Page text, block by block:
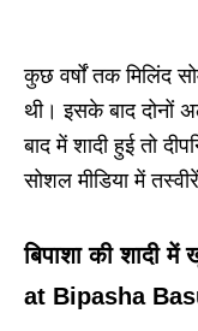
कुछ वर्षों तक मिलिंद
थी। इसके बाद दोनों
बाद में शादी हुई तो
सोशल मीडिया में
बिपाशा की शादी
at Bipasha